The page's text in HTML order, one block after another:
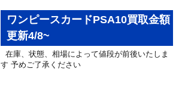
ワンピースカードPSA10買取金額
更新4/8~
在庫、状態、相場によって値段が前後いたしま
す 予めご了承ください